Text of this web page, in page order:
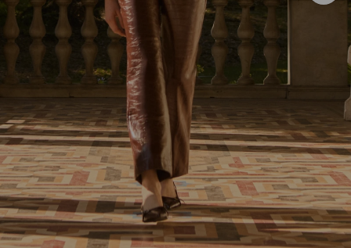
L170GPS1